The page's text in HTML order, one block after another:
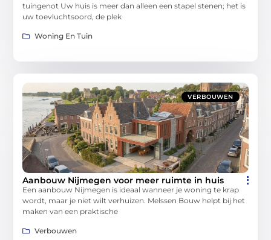
tuingenot Uw huis is meer dan alleen een stapel stenen; het is
uw toevluchtsoord, de plek
Woning En Tuin
VERBOUWEN
Aanbouw Nijmegen voor meer ruimte in huis
Een aanbouw Nijmegen is ideaal wanneer je woning te krap
wordt, maar je niet wilt verhuizen. Melssen Bouw helpt bij het
maken van een praktische
Verbouwen